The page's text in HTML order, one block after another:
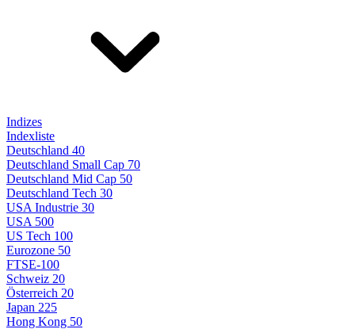
Indizes
Indexliste
Deutschland 40
Deutschland Small Cap 70
Deutschland Mid Cap 50
Deutschland Tech 30
USA Industrie 30
USA 500
US Tech 100
Eurozone 50
FTSE-100
Schweiz 20
Österreich 20
Japan 225
Hong Kong 50